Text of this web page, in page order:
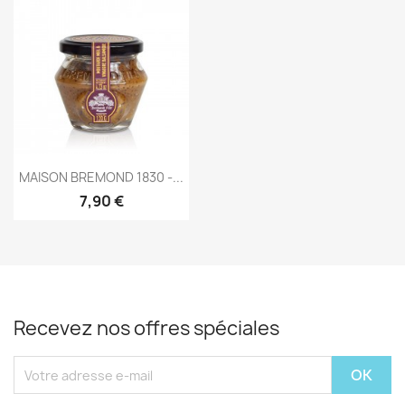
Aperçu rapide
MAISON BREMOND 1830 -...
7,90 €
Recevez nos offres spéciales